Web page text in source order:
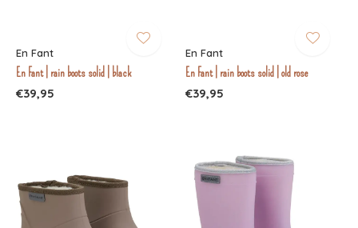
En Fant
En Fant | rain boots solid | black
€39,95
En Fant
En Fant | rain boots solid | old rose
€39,95